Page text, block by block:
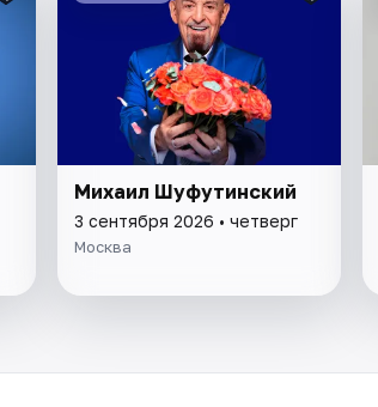
Михаил Шуфутинский
3 сентября 2026 • четверг
Москва